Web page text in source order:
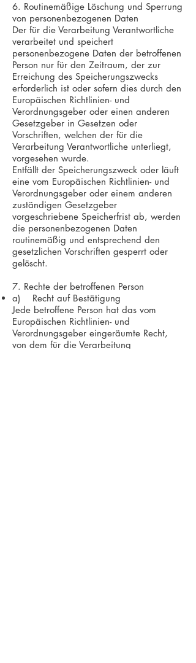
6. Routinemäßige Löschung und Sperrung
von personenbezogenen Daten
Der für die Verarbeitung Verantwortliche
verarbeitet und speichert
personenbezogene Daten der betroffenen
Person nur für den Zeitraum, der zur
Erreichung des Speicherungszwecks
erforderlich ist oder sofern dies durch den
Europäischen Richtlinien- und
Verordnungsgeber oder einen anderen
Gesetzgeber in Gesetzen oder
Vorschriften, welchen der für die
Verarbeitung Verantwortliche unterliegt,
vorgesehen wurde.
Entfällt der Speicherungszweck oder läuft
eine vom Europäischen Richtlinien- und
Verordnungsgeber oder einem anderen
zuständigen Gesetzgeber
vorgeschriebene Speicherfrist ab, werden
die personenbezogenen Daten
routinemäßig und entsprechend den
gesetzlichen Vorschriften gesperrt oder
gelöscht.
7. Rechte der betroffenen Person
a) Recht auf Bestätigung
Jede betroffene Person hat das vom
Europäischen Richtlinien- und
Verordnungsgeber eingeräumte Recht,
von dem für die Verarbeitung